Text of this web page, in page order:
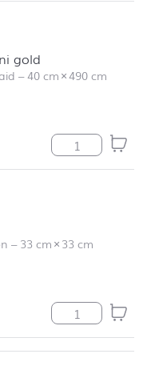
gold
–40 cm×490 cm
Tischläufer
–33 cm×33 cm
Uni gold